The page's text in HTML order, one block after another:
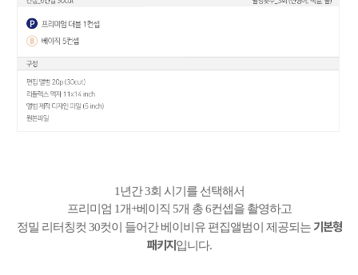
1년간 3회 시기를 선택해서
프리미엄 1개+베이직 5개 총 6컨셉을 촬영하고
정밀 리터칭컷 30컷이 들어간 베이비유 편집앨범이 제공되는 기본형
패키지입니다.